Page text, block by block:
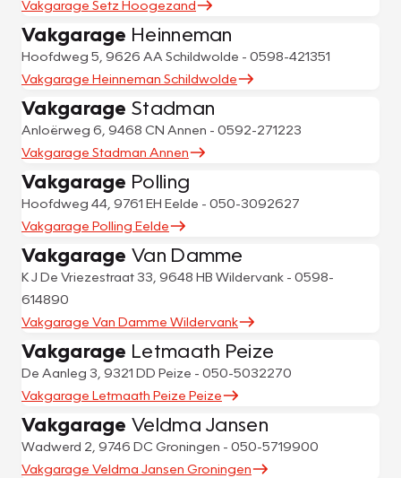
Vakgarage Setz Hoogezand
Vakgarage Heinneman
Hoofdweg 5, 9626 AA Schildwolde - 0598-421351
Vakgarage Heinneman Schildwolde
Vakgarage Stadman
Anloërweg 6, 9468 CN Annen - 0592-271223
Vakgarage Stadman Annen
Vakgarage Polling
Hoofdweg 44, 9761 EH Eelde - 050-3092627
Vakgarage Polling Eelde
Vakgarage Van Damme
K J De Vriezestraat 33, 9648 HB Wildervank - 0598-
614890
Vakgarage Van Damme Wildervank
Vakgarage Letmaath Peize
De Aanleg 3, 9321 DD Peize - 050-5032270
Vakgarage Letmaath Peize Peize
Vakgarage Veldma Jansen
Wadwerd 2, 9746 DC Groningen - 050-5719900
Vakgarage Veldma Jansen Groningen